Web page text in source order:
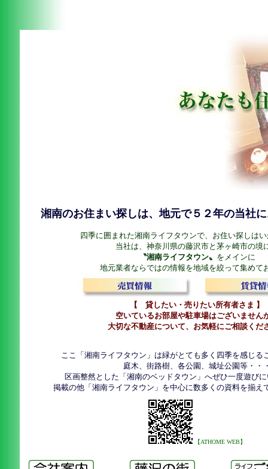
湘南のお住まい探しは、地元で５２年の当社
四季に囲まれた湘南ライフタウンで、お住い探しは
当社は、神奈川県の藤沢市と茅ヶ崎市の境
〝湘南ライフタウン〟 をメインに
地元業者ならではの情報を地域を絞って集めて
【 貸したい・売りたい所有者さま 】
空いているお部屋や駐車場はございません
大切な不動産について、お気軽にご相談くだ
ここ「湘南ライフタウン」は緑がとても多く四季を感じる
庭木、街路樹、各公園、城址公園等・・
区画整然とした「湘南のベッドタウン」へぜひ一度遊び
掲載の他「湘南ライフタウン」を中心に数多くの資料を揃え
【ATHOME WEB】